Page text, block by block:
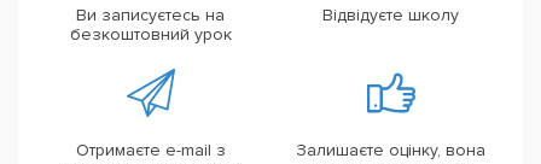
Ви записуєтесь на
безкоштовний урок
Відвідуєте школу
Отримаєте e-mail з
Залишаєте оцінку, вона